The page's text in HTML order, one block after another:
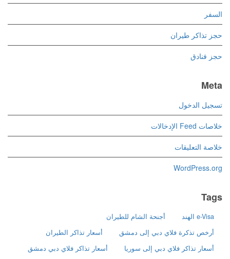
السفر
حجز تذاكر طيران
حجز فنادق
Meta
تسجيل الدخول
خلاصات Feed الإدخالات
خلاصة التعليقات
WordPress.org
Tags
e-Visa الهند
أجنحة الشام للطيران
أرخص تذكرة فلاي دبي إلى دمشق
أسعار تذاكر الطيران
أسعار تذاكر فلاي دبي إلى سوريا
أسعار تذاكر فلاي دبي دمشق